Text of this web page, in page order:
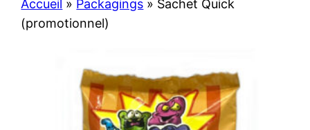
Accueil » Packagings » Sachet Quick
(promotionnel)